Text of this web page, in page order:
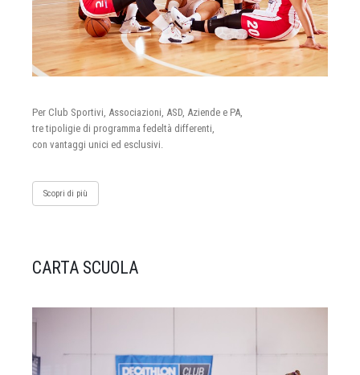
Per Club Sportivi, Associazioni, ASD, Aziende e PA,
tre tipoligie di programma fedeltà differenti,
con vantaggi unici ed esclusivi.
Scopri di più
CARTA SCUOLA